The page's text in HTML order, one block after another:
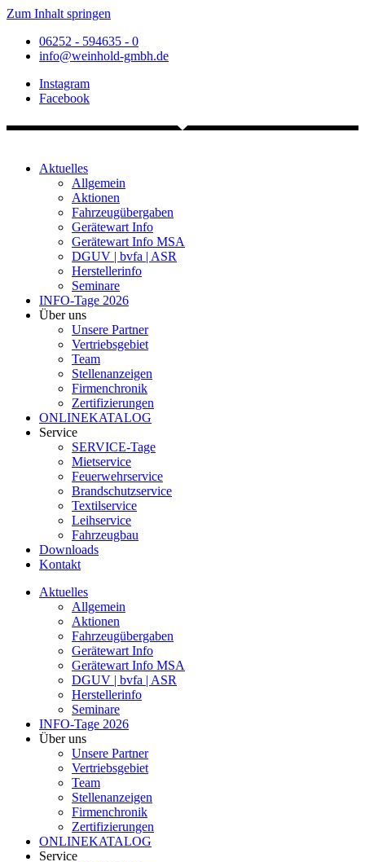
Zum Inhalt springen
06252 - 594635 - 0
info@weinhold-gmbh.de
Instagram
Facebook
Aktuelles
Allgemein
Aktionen
Fahrzeugübergaben
Gerätewart Info
Gerätewart Info MSA
DGUV | bvfa | ASR
Herstellerinfo
Seminare
INFO-Tage 2026
Über uns
Unsere Partner
Vertriebsgebiet
Team
Stellenanzeigen
Firmenchronik
Zertifizierungen
ONLINEKATALOG
Service
SERVICE-Tage
Mietservice
Feuerwehrservice
Brandschutzservice
Textilservice
Leihservice
Fahrzeugbau
Downloads
Kontakt
Aktuelles
Allgemein
Aktionen
Fahrzeugübergaben
Gerätewart Info
Gerätewart Info MSA
DGUV | bvfa | ASR
Herstellerinfo
Seminare
INFO-Tage 2026
Über uns
Unsere Partner
Vertriebsgebiet
Team
Stellenanzeigen
Firmenchronik
Zertifizierungen
ONLINEKATALOG
Service